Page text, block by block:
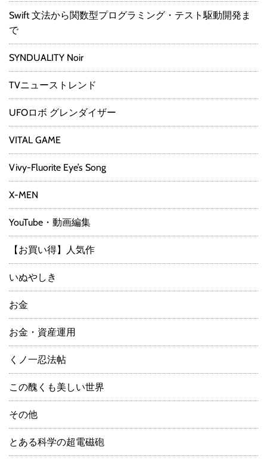
Swift 文法から関数型プログラミング・テスト駆動開発ま
で
SYNDUALITY Noir
TVニューストレンド
UFOロボ グレンダイザー
VITAL GAME
Vivy-Fluorite Eye’s Song
X-MEN
YouTube・動画編集
【お買い得】人気作
いぬやしき
お金
お金・資産運用
くノ一忍法帖
この醜くも美しい世界
その他
とある科学の超電磁砲